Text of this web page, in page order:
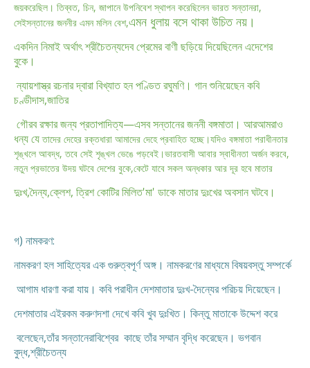
জয়করেছিল। তিব্বত, চিন, জাপানেউপনিবেশ স্থাপন করেছিলেন ভারত সন্তানরা,
সেইসন্তানের জননীর এমন মলিন বেশ,এমন ধুলায় বসে থাকা উচিত নয়।
একদিন নিমাই অর্থাৎ শ্রীচৈতন্যদেব প্রেমের বাণী ছড়িয়ে দিয়েছিলেন এদেশের
বুকে।
ন্যায়শাস্ত্র রচনার দ্বারা বিখ্যাত হন পণ্ডিত রঘুমণি। গান শুনিয়েছেন কবি
চণ্ডীদাস,জাতির
গৌরব রক্ষার জন্য প্রতাপাদিত্য—এসব সন্তানের জননী বঙ্গমাতা। আরআমরাও
ধন্য যেতাদের দেহের রক্তধারা আমাদের দেহে প্রবাহিত হচ্ছে।যদিও বঙ্গমাতা পরাধীনতার
শৃঙ্খলে আবদ্ধ, তবে সেই শৃঙ্খল ভেঙে পড়বেই।ভারতবাসী আবার স্বাধীনতা অর্জন করবে,
নতুনপ্রভাতের উদয় ঘটবে দেশের বুকে,কেটে যাবে সকল অন্ধকার আর দূর হবে মাতার
দুঃখ,দৈন্য,ক্লেশ, ত্রিশ কোটির মিলিত'মা' ডাকে মাতার দুঃখের অবসান ঘটবে।
গ) নামকরণ:
নামকরণ হল সাহিত্যের এক গুরুত্বপূর্ণ অঙ্গ। নামকরণের মাধ্যমে বিষয়বস্তু সম্পর্কে
আগাম ধারণা করা যায়। কবি পরাধীন দেশমাতার দুঃখ-দৈন্যের পরিচয় দিয়েছেন।
দেশমাতার এইরকম করুণদশা দেখে কবি খুব দুঃখিত। কিন্তু মাতাকে উদ্দেশ করে
বলেছেন,তাঁর সন্তানেরাবিশ্বের কাছে তাঁর সম্মান বৃদ্ধি করেছেন। ভগবান
বুদ্ধ,শ্রীচৈতন্য